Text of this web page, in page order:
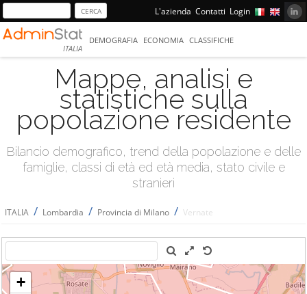
L'azienda Contatti Login
ITALIA
DEMOGRAFIA ECONOMIA CLASSIFICHE
Mappe, analisi e
statistiche sulla
popolazione residente
Bilancio demografico, trend della popolazione e delle
famiglie, classi di età ed età media, stato civile e
stranieri
ITALIA / Lombardia / Provincia di Milano / Vernate